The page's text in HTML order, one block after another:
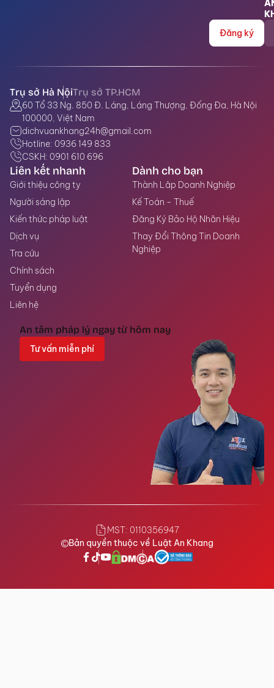
Đăng ký
Trụ sở Hà NộiTrụ sở TP.HCM
60 Tổ 33 Ng. 850 Đ. Láng, Láng Thượng, Đống Đa, Hà Nội
100000, Việt Nam
dichvuankhang24h@gmail.com
Hotline: 0936 149 833
CSKH: 0901 610 696
Tầng 07 Khối B Cao ốc Thương mại và Chung cư Âu Cơ
số 683 A Âu Cơ, Phường Tân Phú, Thành phố Hồ Chí
Minh, Việt Nam
dichvuankhang24h@gmail.com
Hotline: 0936 149 833
CSKH: 0901 610 696
Liên kết nhanh
Giới thiệu công ty
Người sáng lập
Kiến thức pháp luật
Dịch vụ
Tra cứu
Chính sách
Tuyển dụng
Liên hệ
Dành cho bạn
Thành Lâp Doanh Nghiệp
Kế Toán - Thuế
Đăng Ký Bảo Hộ Nhãn Hiệu
Thay Đổi Thông Tin Doanh
Nghiệp
An tâm pháp lý ngay từ hôm nay
Tư vấn miễn phí
Bản quyền thuộc về Luật An Khang
MST: 0110356947